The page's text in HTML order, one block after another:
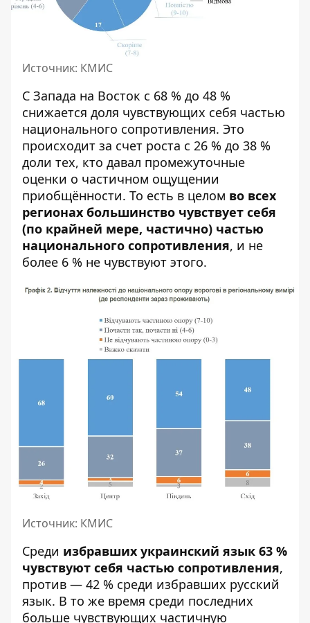
Источник: КМИС
С Запада на Восток с 68 % до 48 %
снижается доля чувствующих себя частью
национального сопротивления. Это
происходит за счет роста с 26 % до 38 %
доли тех, кто давал промежуточные
оценки о частичном ощущении
приобщённости. То есть в целом во всех
регионах большинство чувствует себя
(по крайней мере, частично) частью
национального сопротивления, и не
более 6 % не чувствуют этого.
Источник: КМИС
Среди избравших украинский язык 63 %
чувствуют себя частью сопротивления,
против — 42 % среди избравших русский
язык. В то же время среди последних
больше чувствующих частичную